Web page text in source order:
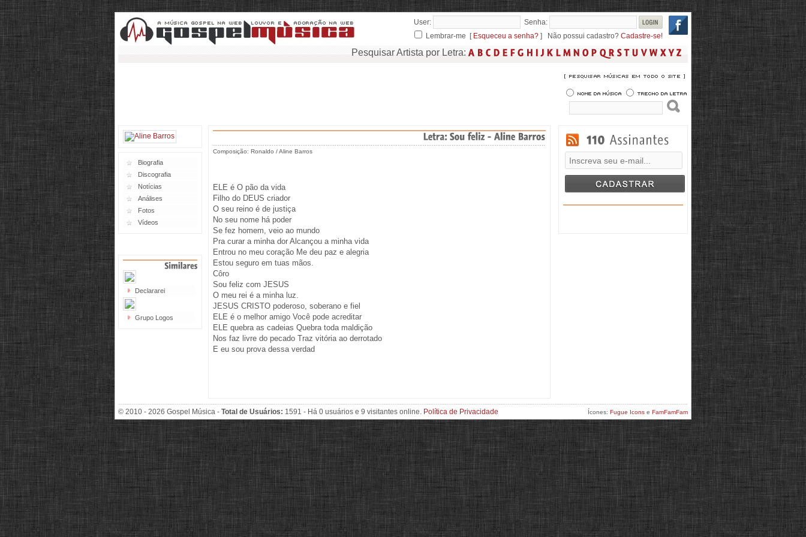
User:
Senha:
Lembrar-me [ Esqueceu a senha? ] Não possui cadastro? Cadastre-se!
Pesquisar Artista por Letra:
Biografia
Discografia
Notícias
Análises
Fotos
Vídeos
Declararei
Grupo Logos
Composição: Ronaldo / Aline Barros
ELE é O pão da vida
Filho do DEUS criador
O seu reino é de justiça
No seu nome há poder
Se fez homem, veio ao mundo
Pra curar a minha dor Alcançou a minha vida
Entrou no meu coração Me deu paz e alegria
Estou seguro em tuas mãos.
Côro
Sou feliz com JESUS
O meu rei é a minha luz.
JESUS CRISTO poderoso, soberano e fiel
ELE é o melhor amigo Você pode acreditar
ELE quebra as cadeias Quebra toda maldição
Nos faz livre do pecado Traz vitória ao derrotado
E eu sou prova dessa verdad
© 2010 - 2026 Gospel Música - Total de Usuários: 1591 - Há 0 usuários e 9 visitantes online. Política de Privacidade Ícones: Fugue Icons e FamFamFam